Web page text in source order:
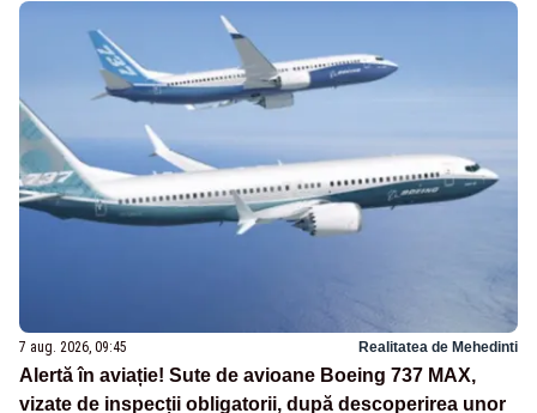
7 aug. 2026, 09:45 Realitatea de Mehedinti
Alertă în aviație! Sute de avioane Boeing 737 MAX,
vizate de inspecții obligatorii, după descoperirea unor